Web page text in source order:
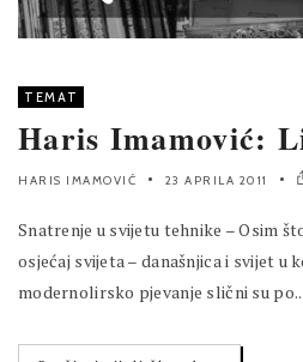
TEMAT
Haris Imamović:
HARIS IMAMOVIĆ 23 APRILA 2011
Snatrenje u svijetu tehnike – Osim
osjećaj svijeta – današnjica i svijet u
modernolirsko pjevanje slični su po..